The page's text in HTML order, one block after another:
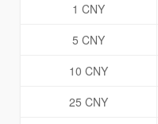
1 CNY
5 CNY
10 CNY
25 CNY